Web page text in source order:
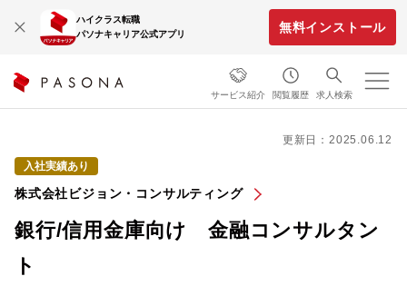
ハイクラス転職
パソナキャリア公式アプリ
無料インストール
サービス紹介 閲覧履歴 求人検索
更新日：2025.06.12
入社実績あり
株式会社ビジョン・コンサルティング
銀行/信用金庫向け 金融コンサルタン
ト